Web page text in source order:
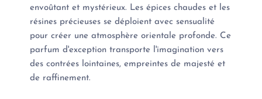
envoûtant et mystérieux. Les épices chaudes et les
résines précieuses se déploient avec sensualité
pour créer une atmosphère orientale profonde. Ce
parfum d'exception transporte l'imagination vers
des contrées lointaines, empreintes de majesté et
de raffinement.